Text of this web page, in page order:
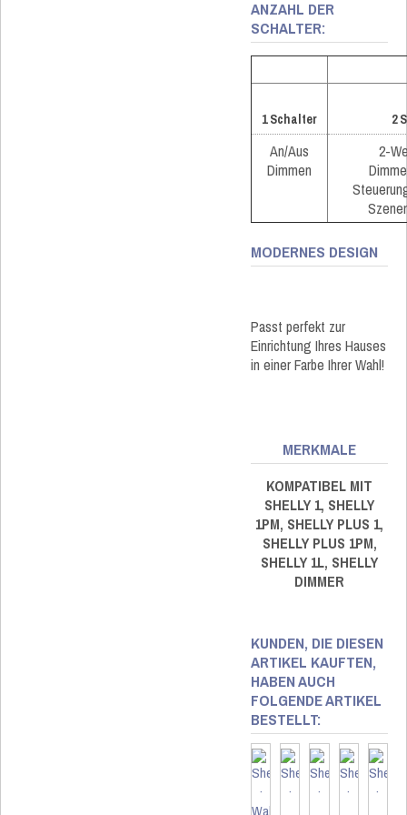
ANZAHL DER
SCHALTER:
1 Schalter
An/Aus
Dimmen
2
2-
MODERNES DESIGN
Passt perfekt zur
Einrichtung Ihres Hauses
in einer Farbe Ihrer Wahl!
MERKMALE
KOMPATIBEL MIT
SHELLY 1, SHELLY
1PM, SHELLY PLUS 1,
SHELLY PLUS 1PM,
SHELLY 1L, SHELLY
DIMMER
KUNDEN, DIE DIESEN
ARTIKEL KAUFTEN,
HABEN AUCH
FOLGENDE ARTIKEL
BESTELLT: